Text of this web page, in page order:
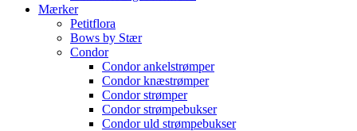
Mærker
Petitflora
Bows by Stær
Condor
Condor ankelstrømper
Condor knæstrømper
Condor strømper
Condor strømpebukser
Condor uld strømpebukser